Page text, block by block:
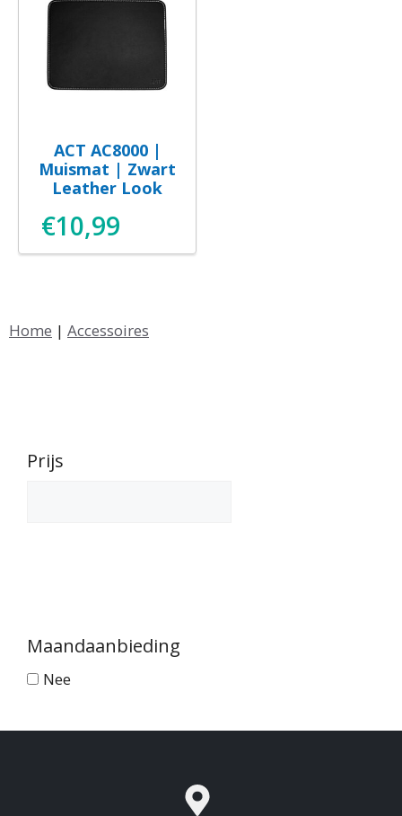
ACT AC8000 |
Muismat | Zwart
Leather Look
€10,99
Home | Accessoires
Prijs
Maandaanbieding
Nee